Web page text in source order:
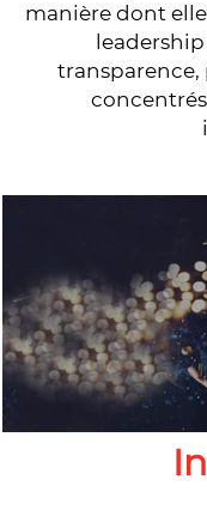
manière dont
transparence,